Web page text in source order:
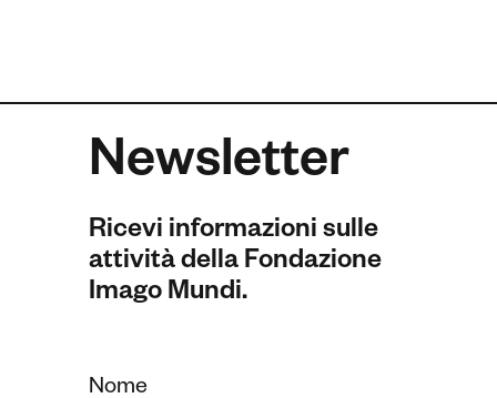
Newsletter
Ricevi informazioni sulle
attività della Fondazione
Imago Mundi.